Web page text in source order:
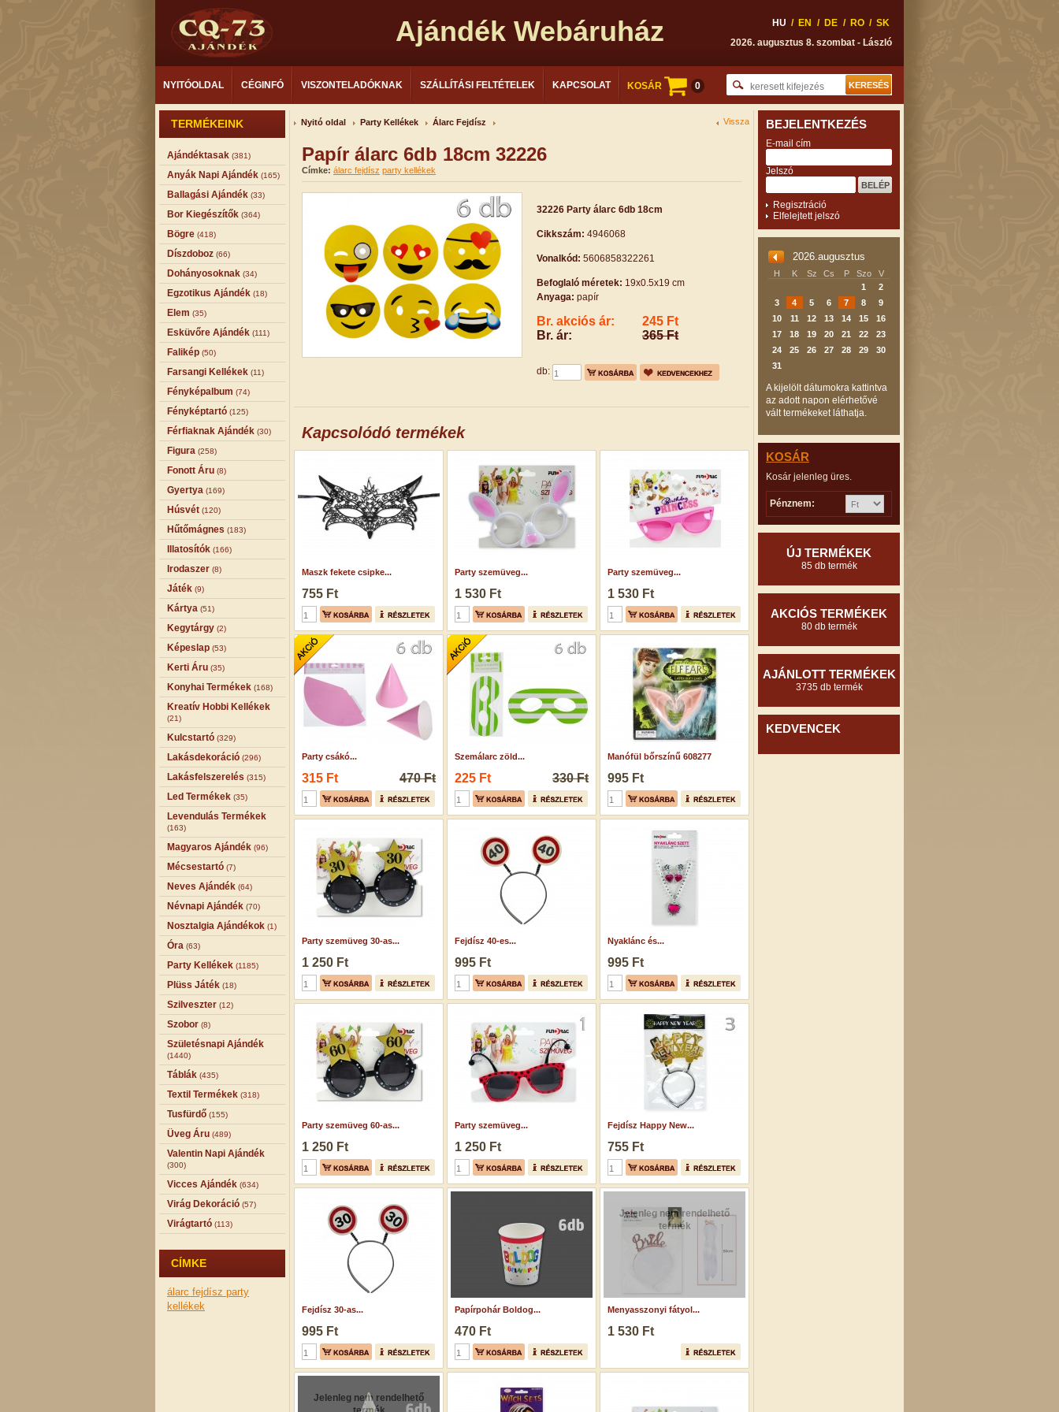
Ajándék Webáruház HU / EN / DE / RO / SK
2026. augusztus 8. szombat - László
NYITÓOLDAL CÉGINFÓ VISZONTELADÓKNAK SZÁLLÍTÁSI FELTÉTELEK KAPCSOLAT KOSÁR 0
TERMÉKEINK
Ajándéktasak (381)
Anyák Napi Ajándék (165)
Ballagási Ajándék (33)
Bor Kiegészítők (364)
Bögre (418)
Díszdoboz (66)
Dohányosoknak (34)
Egzotikus Ajándék (18)
Elem (35)
Esküvőre Ajándék (111)
Falikép (50)
Farsangi Kellékek (11)
Fényképalbum (74)
Fényképtartó (125)
Férfiaknak Ajándék (30)
Figura (258)
Fonott Áru (8)
Gyertya (169)
Húsvét (120)
Hűtőmágnes (183)
Illatosítók (166)
Irodaszer (8)
Játék (9)
Kártya (51)
Kegytárgy (2)
Képeslap (53)
Kerti Áru (35)
Konyhai Termékek (168)
Kreatív Hobbi Kellékek
(21)
Kulcstartó (329)
Lakásdekoráció (296)
Lakásfelszerelés (315)
Led Termékek (35)
Levendulás Termékek
(163)
Magyaros Ajándék (96)
Mécsestartó (7)
Neves Ajándék (64)
Névnapi Ajándék (70)
Nosztalgia Ajándékok (1)
Óra (63)
Party Kellékek (1185)
Plüss Játék (18)
Szilveszter (12)
Szobor (8)
Születésnapi Ajándék
(1440)
Táblák (435)
Textil Termékek (318)
Tusfürdő (155)
Üveg Áru (489)
Valentin Napi Ajándék
(300)
Vicces Ajándék (634)
Virág Dekoráció (57)
Virágtartó (113)
CÍMKE
álarc fejdísz party
kellékek
Nyitó oldal Party Kellékek Álarc Fejdísz Vissza
Papír álarc 6db 18cm 32226
Címke: álarc fejdísz party kellékek
32226 Party álarc 6db 18cm
Cikkszám: 4946068
Vonalkód: 5606858322261
Befoglaló méretek: 19x0.5x19 cm
Anyaga: papír
Br. akciós ár:
245 Ft
Br. ár:
365 Ft
db:
Kapcsolódó termékek
Maszk fekete csipke...
755 Ft
Party szemüveg...
1 530 Ft
Party szemüveg...
1 530 Ft
Party csákó...
315 Ft 470 Ft
Szemálarc zöld...
225 Ft 330 Ft
Manófül bőrszínű 608277
995 Ft
Party szemüveg 30-as...
1 250 Ft
Fejdísz 40-es...
995 Ft
Nyaklánc és...
995 Ft
Party szemüveg 60-as...
1 250 Ft
Party szemüveg...
1 250 Ft
Fejdísz Happy New...
755 Ft
Fejdísz 30-as...
995 Ft
Papírpohár Boldog...
470 Ft
Jelenleg nem rendelhető
termék
Menyasszonyi fátyol...
1 530 Ft
Jelenleg nem rendelhető
BEJELENTKEZÉS
E-mail cím
Jelszó
Regisztráció
Elfelejtett jelszó
2026.augusztus
H K Sz Cs P Szo
V
1
2
3
4 5 6 7 8
9
10
11 12 13 14 15
16
17
18 19 20 21 22
23
24
25 26 27 28 29
30
31
A kijelölt dátumokra kattintva
az adott napon elérhetővé
vált termékeket láthatja.
KOSÁR
Kosár jelenleg üres.
Pénznem:
ÚJ TERMÉKEK
85 db termék
AKCIÓS TERMÉKEK
80 db termék
AJÁNLOTT TERMÉKEK
3735 db termék
KEDVENCEK